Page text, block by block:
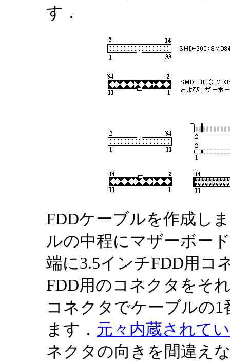
す．
FDDケーブルを作成し
ルの中程にマザーボー
端に3.5インチFDD用コ
FDD用のコネクタをそ
コネクタでケーブルの
ます． 元々内蔵されて
ネクタの向きを間違え